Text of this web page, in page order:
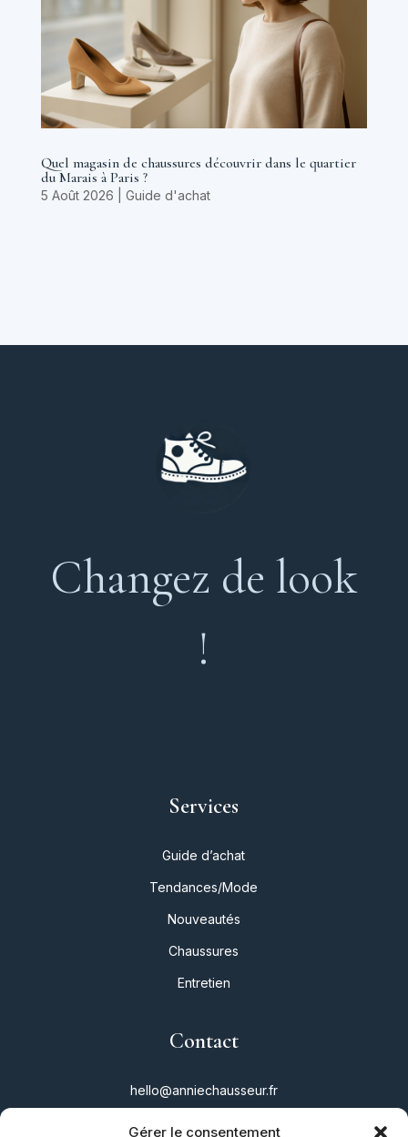
Gérer le consentement
Quel magasin de chaussures découvrir dans le quartier
du Marais à Paris ?
5 Août 2026 Guide d'achat
Changez de look
!
Services
Guide d’achat
Tendances/Mode
Nouveautés
Chaussures
Entretien
Contact
hello@anniechausseur.fr